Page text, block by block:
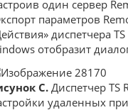
один сервер
параметров
диспетчера
отобразит
C. Диспетчер TS
удаленных